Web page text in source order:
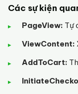
Các sự kiện
PageView: Tự
ViewContent:
AddToCart: